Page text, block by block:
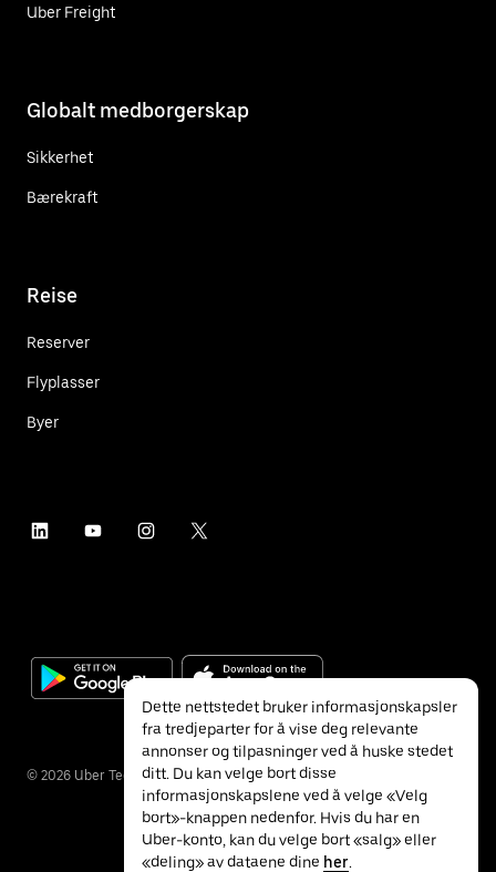
Uber Freight
Globalt medborgerskap
Sikkerhet
Bærekraft
Reise
Reserver
Flyplasser
Byer
© 2026 Uber Technologies Inc.
Dette nettstedet bruker informasjonskapsler
fra tredjeparter for å vise deg relevante
annonser og tilpasninger ved å huske stedet
ditt. Du kan velge bort disse
informasjonskapslene ved å velge «Velg
bort»-knappen nedenfor. Hvis du har en
Uber-konto, kan du velge bort «salg» eller
«deling» av dataene dine her.